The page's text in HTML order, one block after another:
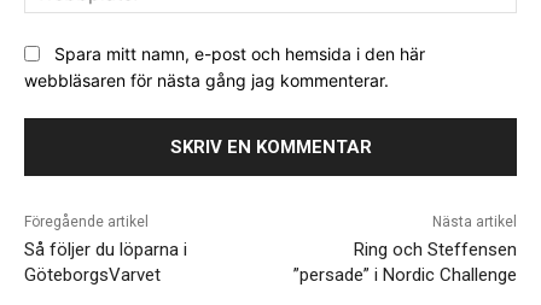
Spara mitt namn, e-post och hemsida i den här
webbläsaren för nästa gång jag kommenterar.
Föregående artikel
Så följer du löparna i
GöteborgsVarvet
Nästa artikel
Ring och Steffensen
”persade” i Nordic Challenge